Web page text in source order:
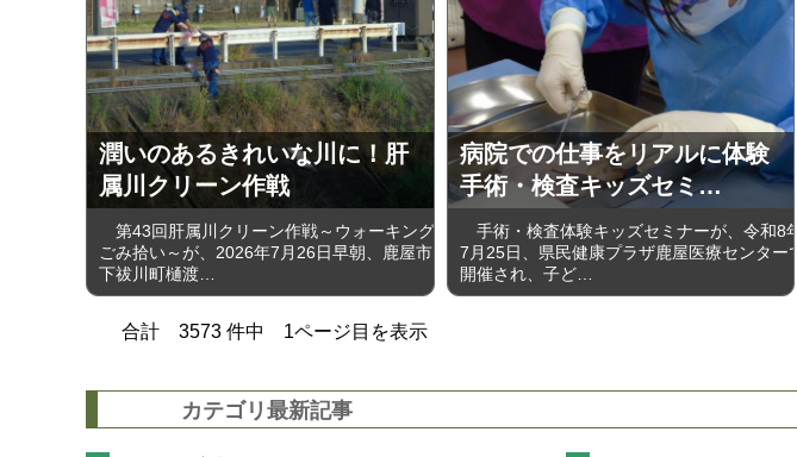
潤いのあるきれいな川に！肝
属川クリーン作戦
第43回肝属川クリーン作戦～ウォーキング
ごみ拾い～が、2026年7月26日早朝、鹿屋市
下祓川町樋渡…
病院での仕事をリアルに体験
手術・検査キッズセミ…
手術・検査体験キッズセミナーが、令和8年
7月25日、県民健康プラザ鹿屋医療センターで
開催され、子ど…
合計 3573 件中 1ページ目を表示
カテゴリ最新記事